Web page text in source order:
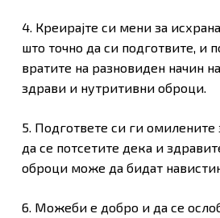
Нема продукти во
4. Креирајте си мени за
што точно да си подготвите, и
вратите на разновиден начин
здрави и нутритивни оброци.
5. Подгответе си ги омилените
да се потсетите дека и
оброци може да бидат
6. Можеби е добро и да се